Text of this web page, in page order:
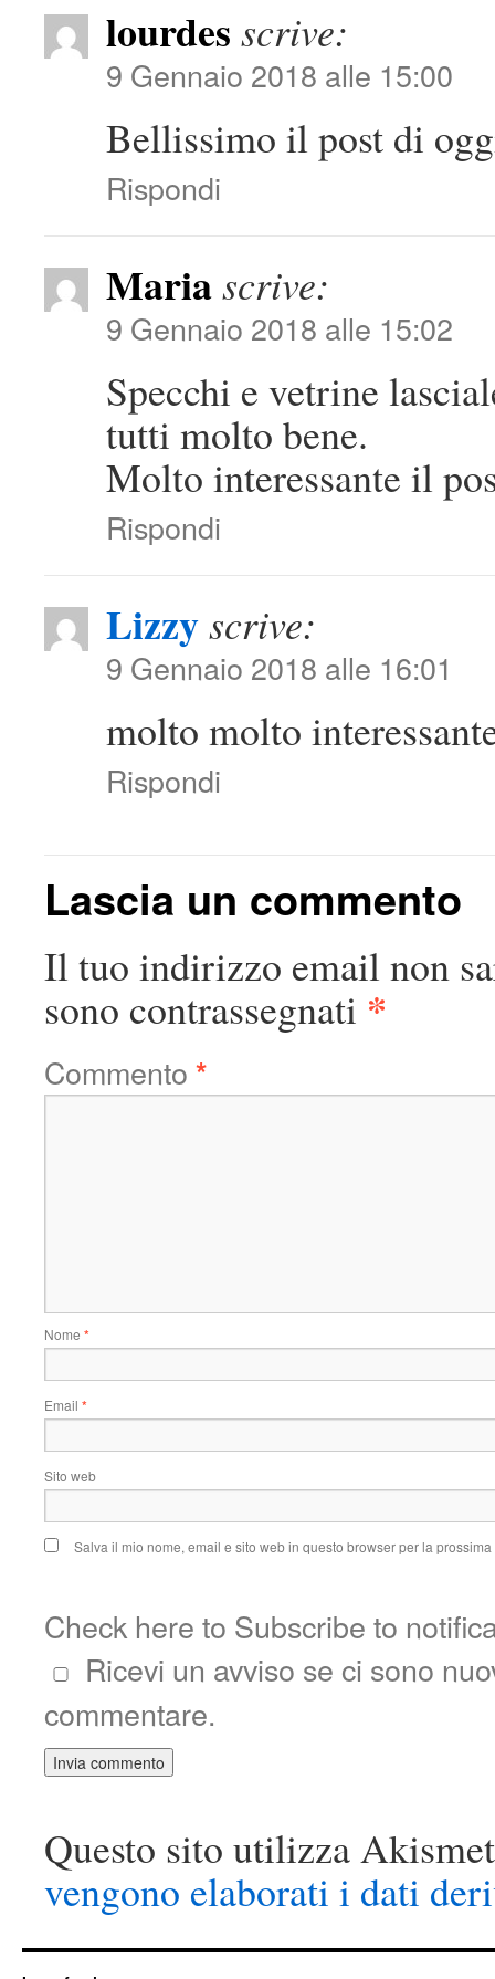
lourdes scrive:
9 Gennaio 2018 alle 15:00
Bellissimo il post di
Rispondi
Mariascrive:
9 Gennaio 2018 alle 15:02
Specchi e vetrine
tutti molto bene.
Molto interessante il
Rispondi
Lizzyscrive:
9 Gennaio 2018 alle 16:01
molto molto
Rispondi
Lascia un commento
Il tuo indirizzo email non
sono contrassegnati *
Commento *
Nome *
Email *
Sito web
Salva il mio nome, email e sito web in questo browser per la
Check here to Subscribe to
Ricevi un avviso se ci sono
commentare.
Questo sito utilizza
vengono elaborati i dati